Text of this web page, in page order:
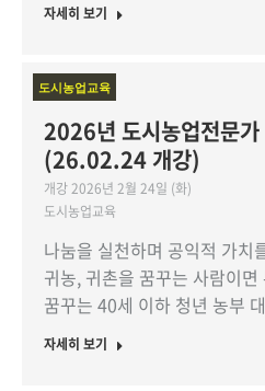
자세히 보기
도시농업교육
2026년 도시농업전문
(26.02.24 개강)
개강 2026년 2월 24일 (화)
도시농업교육
나눔을 실천하며 공익적 가치
귀농, 귀촌을 꿈꾸는 사람이
꿈꾸는 40세 이하 청년 농부
자세히 보기